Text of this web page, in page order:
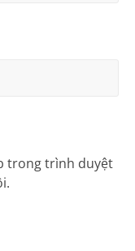
trong trình duyệt